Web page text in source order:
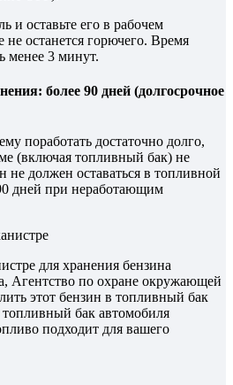
и оставьте его в рабочем
не останется горючего. Время
менее 3 минут.
более 90 дней (долгосрочное
поработать достаточно долго,
(включая топливный бак) не
не должен оставаться в топливной
дней при неработающим
для хранения бензина
Агентство по охране окружающей
этот бензин в топливный бак
бак автомобиля
подходит для вашего